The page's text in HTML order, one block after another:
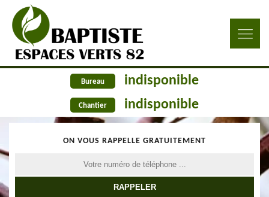
Bureau indisponible
Chantier indisponible
ON VOUS RAPPELLE GRATUITEMENT